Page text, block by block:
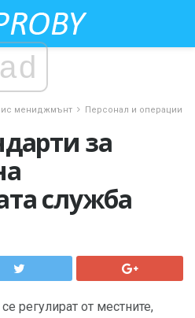
ad
мениджмънт Персонал и операции
за
служба
регулират от местните,